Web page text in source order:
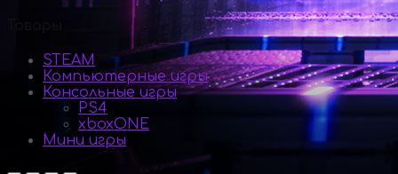
STEAM
Компьютерные игры
Консольные игры
PS4
xboxONE
Мини игры